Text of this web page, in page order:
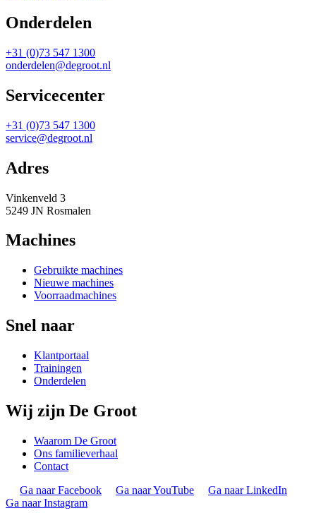
Onderdelen
+31 (0)73 547 1300
onderdelen@degroot.nl
Servicecenter
+31 (0)73 547 1300
service@degroot.nl
Adres
Vinkenveld 3
5249 JN Rosmalen
Machines
Gebruikte machines
Nieuwe machines
Voorraadmachines
Snel naar
Klantportaal
Trainingen
Onderdelen
Wij zijn De Groot
Waarom De Groot
Ons familieverhaal
Contact
Ga naar Facebook
Ga naar YouTube
Ga naar LinkedIn
Ga naar Instagram